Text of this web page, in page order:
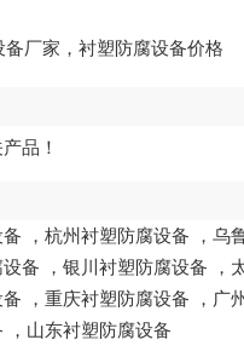
备厂家，衬塑防腐设备价格
品！
，杭州衬塑防腐设备 ，乌
设备 ，银川衬塑防腐设备 ，
，重庆衬塑防腐设备 ， 广
， 山东衬塑防腐设备